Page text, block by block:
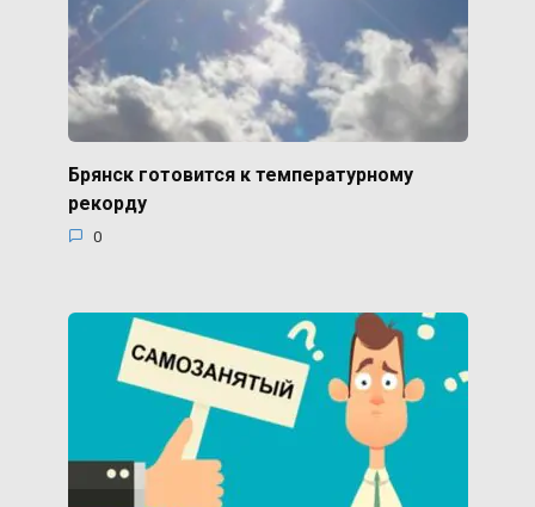
Брянск готовится к температурному
рекорду
0